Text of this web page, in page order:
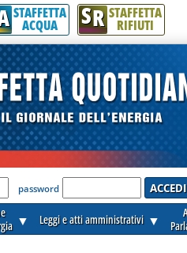
STAFFETTA
ACQUA SR STAFFETTA
RIFIUTI
accedere'
password
▼ Leggi e atti amministrativi ▼